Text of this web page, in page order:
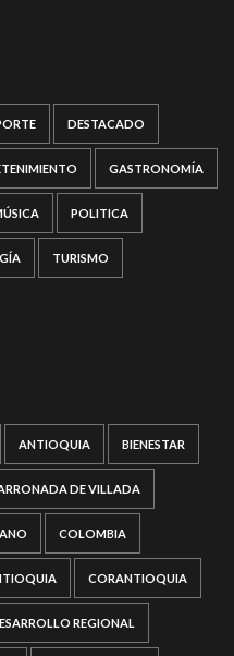
DESTACADO
GASTRONOMÍA
POLITICA
TURISMO
ANTIOQUIA BIENESTAR
DE VILLADA
COLOMBIA
CORANTIOQUIA
REGIONAL